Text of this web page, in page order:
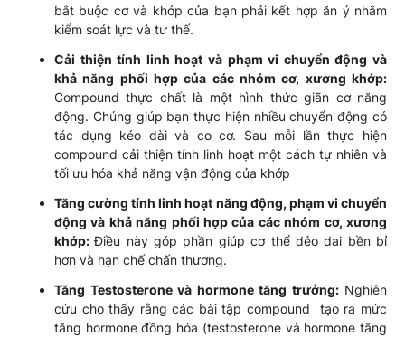
bắt buộc cơ và khớp của bạn phải kết hợp ăn ý nhằm
kiểm soát lực và tư thế.
Cải thiện tính linh hoạt và phạm vi chuyển động và
khả năng phối hợp của các nhóm cơ, xương khớp:
Compound thực chất là một hình thức giãn cơ năng
động. Chúng giúp bạn thực hiện nhiều chuyển động có
tác dụng kéo dài và co cơ. Sau mỗi lần thực hiện
compound cải thiện tính linh hoạt một cách tự nhiên và
tối ưu hóa khả năng vận động của khớp
Tăng cường tính linh hoạt năng động, phạm vi chuyển
động và khả năng phối hợp của các nhóm cơ, xương
khớp:Điều này góp phần giúp cơ thể dẻo dai bền bỉ
hơn và hạn chế chấn thương.
Tăng Testosterone và hormone tăng trưởng:Nghiên
cứu cho thấy rằng các bài tập compound tạo ra mức
tăng hormone đồng hóa (testosterone và hormone tăng